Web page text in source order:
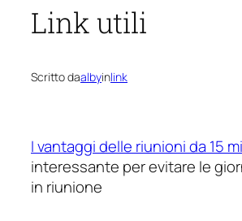
Link utili
Scritto daalbyinlink
I vantaggi delle riunioni da 15
interessante per evitare le
in riunione